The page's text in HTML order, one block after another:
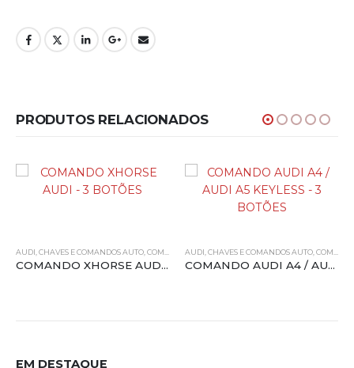
PRODUTOS RELACIONADOS
AUDI ,CHAVES E COMANDOS AUTO,COMANDOS ,ORIGINAIS,XHORSE
COMANDO XHORSE AUDI – 3 BOTÕES
AUDI ,CHAVES E COMANDOS AUTO,COMANDOS
COMANDO AUDI A4 / AUDI A5 KEYLESS – 3 BOTÕES
EM DESTAQUE